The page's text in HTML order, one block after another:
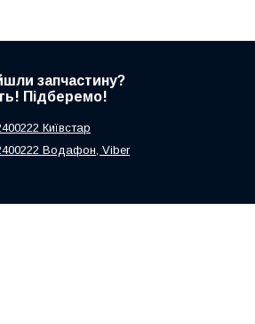
запчастину?
Підберемо!
Київстар
Водафон, Viber